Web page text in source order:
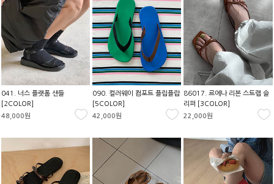
041. 너스 플랫폼 샌들
[2COLOR]
48,000원
090. 컬러웨이 컴포트 플립플랍
[5COLOR]
42,000원
86017. 르에나 리본 스트랩 슬
리퍼 [3COLOR]
22,000원